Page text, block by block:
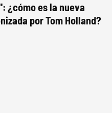
¿cómo es la nueva
por Tom Holland?